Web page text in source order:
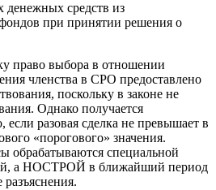
денежных средств из
при принятии решения о
право выбора в отношении
членства в СРО предоставлено
поскольку в законе не
Однако получается
разовая сделка не превышает в
«порогового» значения.
обрабатываются специальной
а НОСТРОЙ в ближайший период